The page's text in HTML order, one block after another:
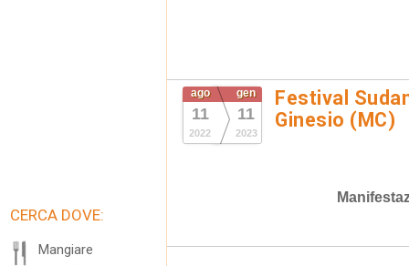
ago
11
2022
gen
11
2023
Festival
Ginesio (MC)
CERCA DOVE:
Mangiare